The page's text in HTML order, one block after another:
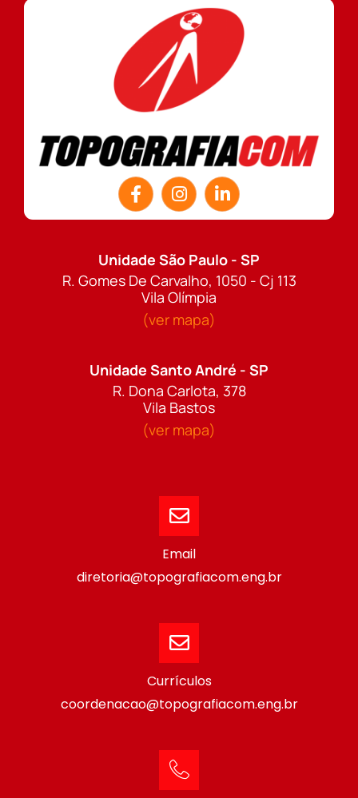
Unidade São Paulo - SP
R. Gomes De Carvalho, 1050 - Cj 113
Vila Olímpia
(ver mapa)
Unidade Santo André - SP
R. Dona Carlota, 378
Vila Bastos
(ver mapa)
Email
diretoria@topografiacom.eng.br
Currículos
coordenacao@topografiacom.eng.br